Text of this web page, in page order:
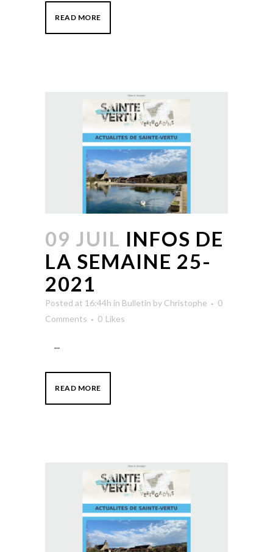
READ MORE
09 JUIL INFOS DE
LA SEMAINE 25-
2021
Posted at 16:44h in Bulletin by Christophe
0
Comments
0 Likes
...
READ MORE